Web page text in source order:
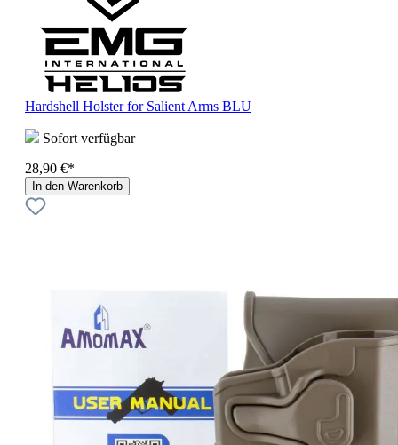
Hardshell Holster for Salient Arms BLU
Sofort verfügbar
28,90 €*
In den Warenkorb